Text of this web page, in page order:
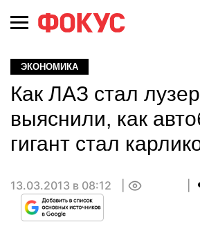
ЭКОНОМИКА
Как ЛАЗ стал
выяснили, как
гигант стал
13.03.2013 в 08:12